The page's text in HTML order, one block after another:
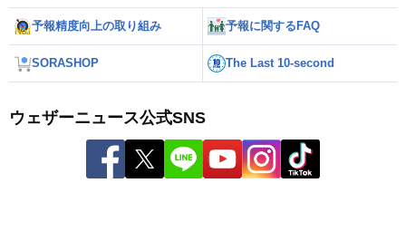
予報精度向上の取り組み 予報に関するFAQ
SORASHOP The Last 10-second
ウェザーニュース公式SNS